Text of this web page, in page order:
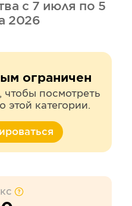
с 7 июля по 5
2026
ограничен
чтобы посмотреть
категории.